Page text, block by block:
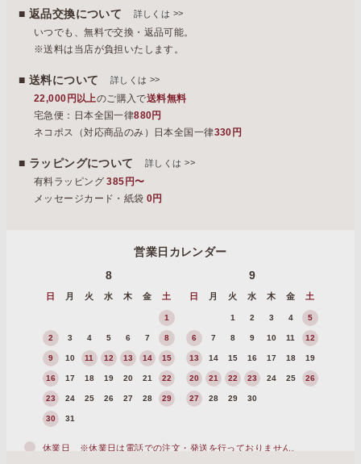
■ 返品交換について 詳しくは >>
いつでも、無料で交換・返品可能。
※送料は当店が負担いたします。
■ 送料について 詳しくは >>
22,000円以上のご購入で送料無料
宅急便：日本全国一律880円
ネコポス（対応商品のみ）日本全国一律330円
■ ラッピングについて詳しくは>>
有料ラッピング385円〜
メッセージカード・紙袋0円
営業日カレンダー
8
日 月 火 水 木 金 土
1
2 3 4 5 6 7 8
9 10 11 12 13 14 15
16 17 18 19 20 21 22
23 24 25 26 27 28 29
30 31
9
日 月 火 水 木 金 土
1 2 3 4 5
6 7 8 9 10 11 12
13 14 15 16 17 18 19
20 21 22 23 24 25 26
27 28 29 30
休業日 ※休業日は電話での注文・発送を行っておりません。